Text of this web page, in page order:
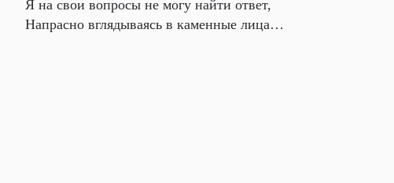
Я на свои вопросы не могу найти ответ,
Напрасно вглядываясь в каменные лица…